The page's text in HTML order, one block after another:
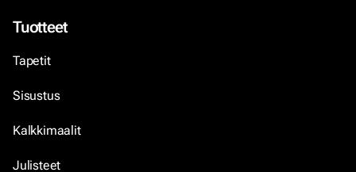
Tuotteet
Tapetit
Sisustus
Kalkkimaalit
Julisteet